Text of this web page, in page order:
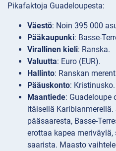
Pikafaktoja Guadeloupesta:
Väestö: Noin 395 000
Pääkaupunki: Basse-
Virallinen kieli: Ranska.
Valuutta: Euro (EUR).
Hallinto: Ranskan
Pääuskonto: Kristinusko.
Maantiede: Guadeloupe
itäisellä
pääsaaresta, Basse-
erottaa kapea
saarista. Maasto